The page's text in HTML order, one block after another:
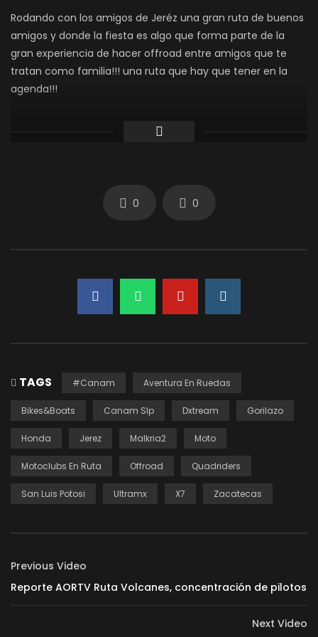
0
3.2K 1 0 RAMON EDITOR
5
0
3K 0
Rodando con los amigos de Jeréz una gran ruta de buenos
amigos y donde la fiesta es algo que forma parte de la
gran experiencia de hacer offroad entre amigos que te
tratan como familia!!! una ruta que hay que tener en la
agenda!!!
¡Haz clic para puntuar esta entrada!
(Votos:
Promedio:
0 0
TAGS #Canam Aventura En Ruedas
Bikes&Boats Canam Slp Dxtream Gorilazo
Honda Jerez Malkria2 Moto
Motoclubs En Ruta Offroad Quadriders
San Luis Potosi Ultramx X7 Zacatecas
Previous Video
Reporte AORTV Ruta Volcanes, concentración de pilotos
Next Video